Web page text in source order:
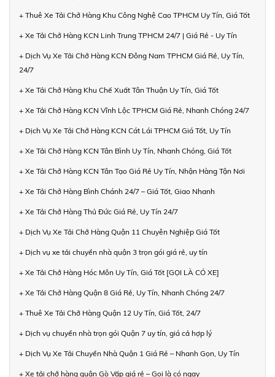
+ Thuê Xe Tải Chở Hàng Khu Công Nghệ Cao TPHCM Uy Tín, Giá Tốt
+ Xe Tải Chở Hàng KCN Linh Trung TPHCM 24/7 | Giá Rẻ - Uy Tín
+ Dịch Vụ Xe Tải Chở Hàng KCN Đông Nam TPHCM Giá Rẻ, Uy Tín,
24/7
+ Xe Tải Chở Hàng Khu Chế Xuất Tân Thuận Uy Tín, Giá Tốt
+ Xe Tải Chở Hàng KCN Vĩnh Lộc TPHCM Giá Rẻ, Nhanh Chóng 24/7
+ Dịch Vụ Xe Tải Chở Hàng KCN Cát Lái TPHCM Giá Tốt, Uy Tín
+ Xe Tải Chở Hàng KCN Tân Bình Uy Tín, Nhanh Chóng, Giá Tốt
+ Xe Tải Chở Hàng KCN Tân Tạo Giá Rẻ Uy Tín, Nhận Hàng Tận Nơi
+ Xe Tải Chở Hàng Bình Chánh 24/7 – Giá Tốt, Giao Nhanh
+ Xe Tải Chở Hàng Thủ Đức Giá Rẻ, Uy Tín 24/7
+ Dịch Vụ Xe Tải Chở Hàng Quận 11 Chuyên Nghiệp Giá Tốt
+ Dịch vụ xe tải chuyển nhà quận 3 trọn gói giá rẻ, uy tín
+ Xe Tải Chở Hàng Hóc Môn Uy Tín, Giá Tốt [GỌI LÀ CÓ XE]
+ Xe Tải Chở Hàng Quận 8 Giá Rẻ, Uy Tín, Nhanh Chóng 24/7
+ Thuê Xe Tải Chở Hàng Quận 12 Uy Tín, Giá Tốt, 24/7
+ Dịch vụ chuyển nhà trọn gói Quận 7 uy tín, giá cả hợp lý
+ Dịch Vụ Xe Tải Chuyển Nhà Quận 1 Giá Rẻ – Nhanh Gọn, Uy Tín
+ Xe tải chở hàng quận Gò Vấp giá rẻ – Gọi là có ngay